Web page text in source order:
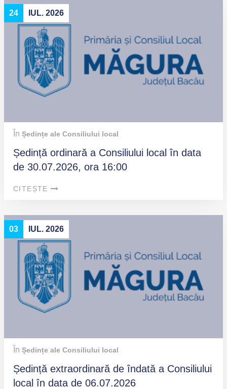
24 IUL. 2026
În Ședințe ale Consiliului local
Ședință ordinară a Consiliului local în data
de 30.07.2026, ora 16:00
CITEȘTE
03 IUL. 2026
În Ședințe ale Consiliului local
Ședință extraordinară de îndată a Consiliului
local în data de 06.07.2026